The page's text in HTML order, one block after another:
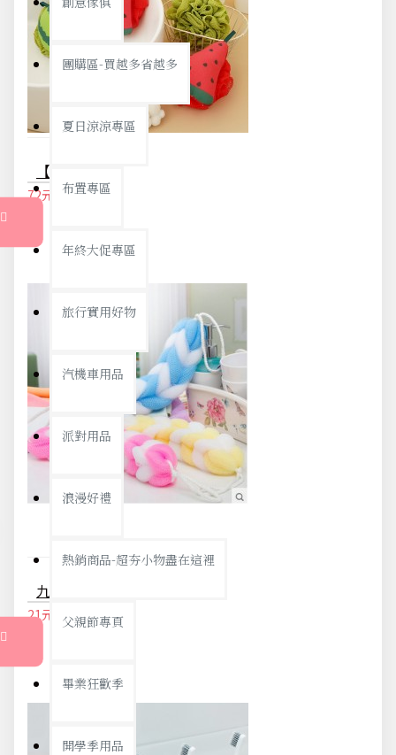
團購區-買越多省越多
夏日涼涼專區
布置專區
年終大促專區
旅行實用好物
汽機車用品
派對用品
浪漫好禮
熱銷商品-超夯小物盡在這裡
父親節專頁
畢業狂歡季
開學季用品
72元 76元
21元 22元